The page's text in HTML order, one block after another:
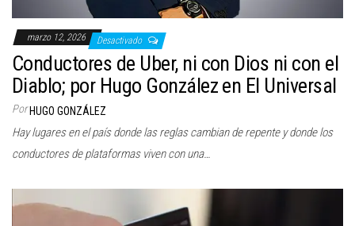
marzo 12, 2026 Desactivado
Conductores de Uber, ni con Dios ni con el
Diablo; por Hugo González en El Universal
Por HUGO GONZÁLEZ
Hay lugares en el país donde las reglas cambian de repente y donde los
conductores de plataformas viven con una…